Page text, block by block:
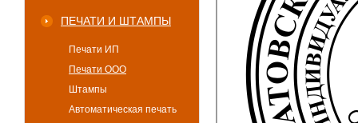
ПЕЧАТИ И ШТАМПЫ
Печати ИП
Печати ООО
Штампы
Автоматическая печать